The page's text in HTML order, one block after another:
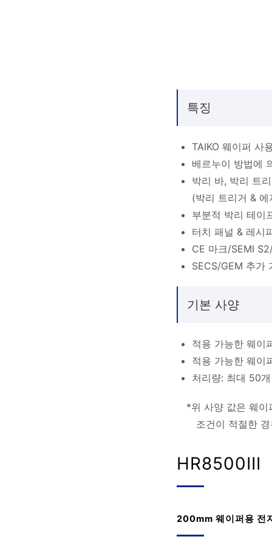
특징
TAIKO 웨이퍼 사
베르누이 방법에
박리 바, 박리 트
(박리 트리거 & 에
부분적 박리 테이
터치 패널 & 레시
CE 마크/SEMI
SECS/GEM 추가
기본 사양
적용 가능한 웨이
적용 가능한 웨이
처리량: 최대 50
*위 사양 값은 웨이
조건이 적절한
HR8500III
200mm 웨이퍼용 전